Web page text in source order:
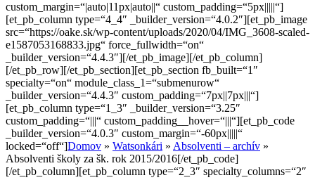
custom_margin=“|auto|11px|auto||“ custom_padding=“5px|||||“]
[et_pb_column type=“4_4″ _builder_version=“4.0.2″][et_pb_image
src=“https://oake.sk/wp-content/uploads/2020/04/IMG_3608-scaled-
e1587053168833.jpg“ force_fullwidth=“on“
_builder_version=“4.4.3″][/et_pb_image][/et_pb_column]
[/et_pb_row][/et_pb_section][et_pb_section fb_built=“1″
specialty=“on“ module_class_1=“submenurow“
_builder_version=“4.4.3″ custom_padding=“7px||7px|||“]
[et_pb_column type=“1_3″ _builder_version=“3.25″
custom_padding=“|||“ custom_padding__hover=“|||“][et_pb_code
_builder_version=“4.0.3″ custom_margin=“-60px|||||“
locked=“off“]Domov » Watsonkári » Absolventi – archív »
Absolventi školy za šk. rok 2015/2016[/et_pb_code]
[/et_pb_column][et_pb_column type=“2_3″ specialty_columns=“2″